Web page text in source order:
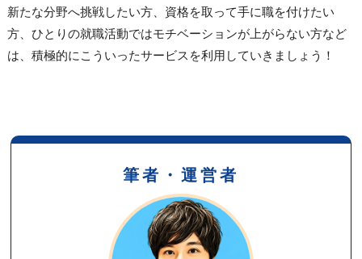
新たな分野へ挑戦したい方、資格を取って手に職を付けたい
方、ひとりの就職活動ではモチベーションが上がらない方など
は、積極的にこういったサービスを利用していきましょう！
筆者・運営者